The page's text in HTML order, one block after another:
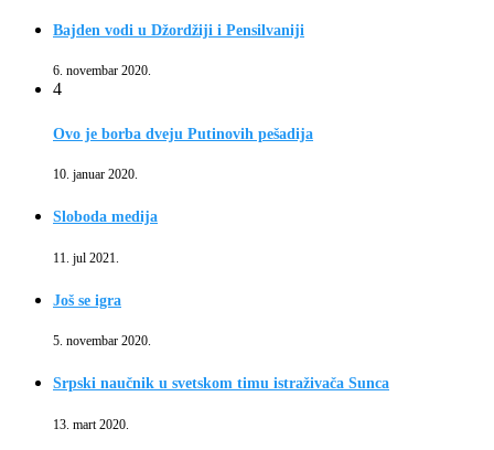
Bajden vodi u Džordžiji i Pensilvaniji
6. novembar 2020.
4
Ovo je borba dveju Putinovih pešadija
10. januar 2020.
Sloboda medija
11. jul 2021.
Još se igra
5. novembar 2020.
Srpski naučnik u svetskom timu istraživača Sunca
13. mart 2020.